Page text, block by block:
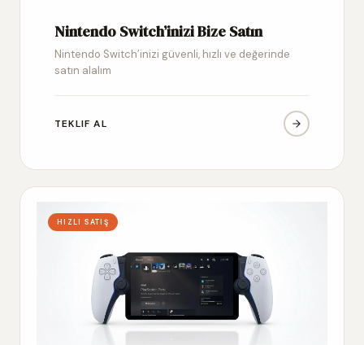
Nintendo Switch’inizi Bize Satın
Nintendo Switch’inizi güvenli, hızlı ve değerinde
satın alalım
TEKLIF AL
HIZLI SATIŞ